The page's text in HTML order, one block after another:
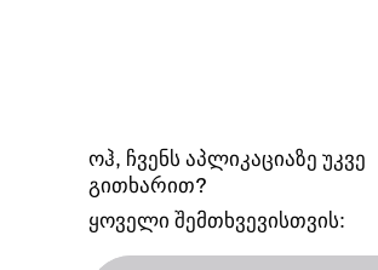
ოჰ, ჩვენს აპლიკაციაზე უკვე
გითხარით?
ყოველი შემთხვევისთვის: